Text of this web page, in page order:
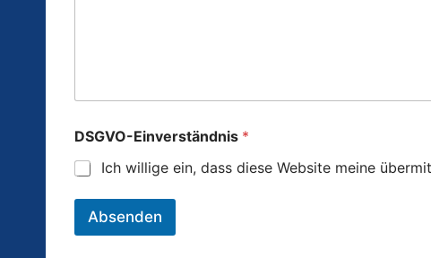
DSGVO-Einverständnis *
Ich willige ein, dass diese Website meine
Absenden